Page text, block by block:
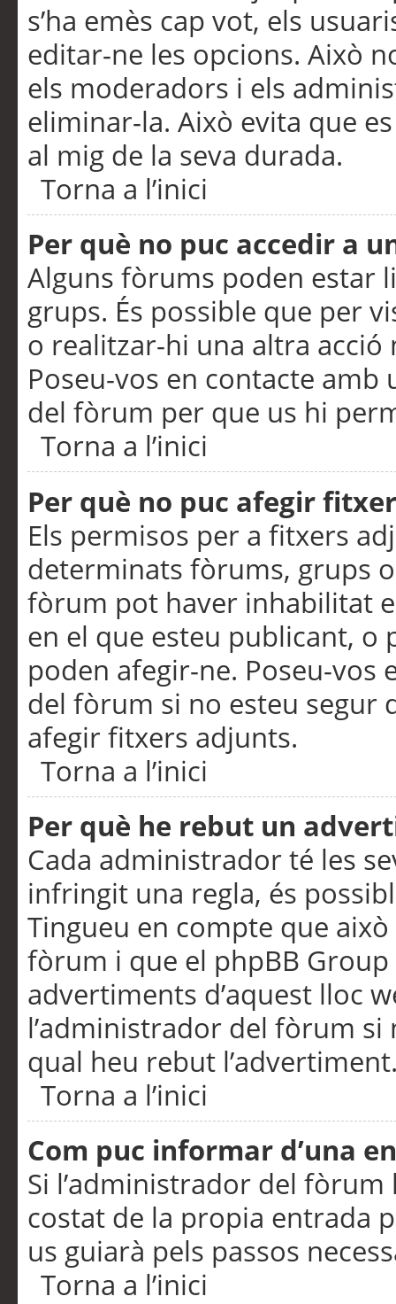
s’ha emès cap vot, els
editar-ne les opcions. Això
els moderadors i els
eliminar-la. Això evita que
al mig de la seva durada.
Torna a l’inici
Per què no puc accedir a
Alguns fòrums poden estar
grups. És possible que per
o realitzar-hi una altra acció
Poseu-vos en contacte
del fòrum per que us hi
Torna a l’inici
Per què no puc afegir
Els permisos per a fitxers
determinats fòrums, grups
fòrum pot haver inhabilitat
en el que esteu publicant,
poden afegir-ne. Poseu-vos
del fòrum si no esteu segur
afegir fitxers adjunts.
Torna a l’inici
Per què he rebut un
Cada administrador té les
infringit una regla, és
Tingueu en compte que
fòrum i que el phpBB
advertiments d’aquest lloc
l’administrador del fòrum
qual heu rebut
Torna a l’inici
Com puc informar d’una
Si l’administrador del
costat de la propia entrada
us guiarà pels passos
Torna a l’inici